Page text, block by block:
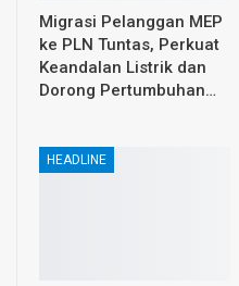
Migrasi Pelanggan MEP
ke PLN Tuntas, Perkuat
Keandalan Listrik dan
Dorong Pertumbuhan…
HEADLINE